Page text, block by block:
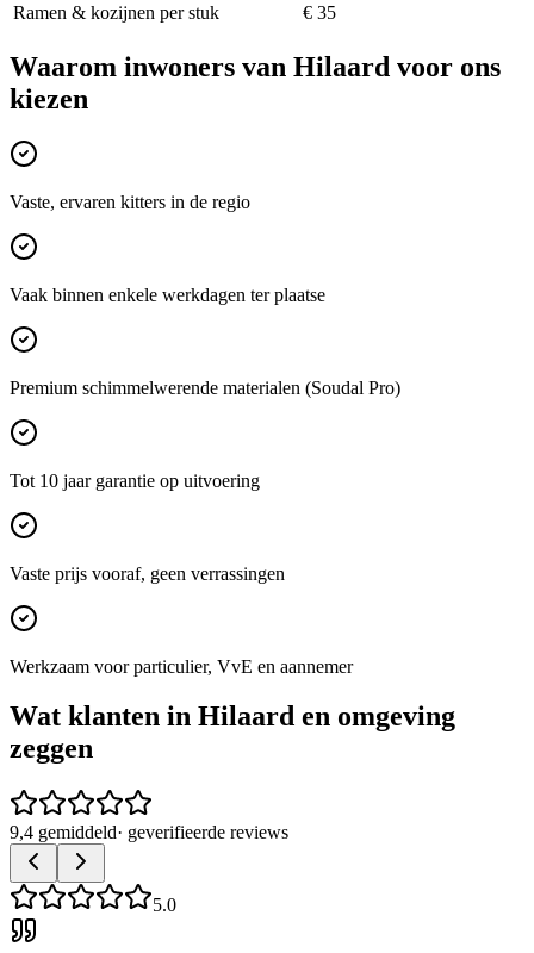
Ramen & kozijnen per stuk
€ 35
Waarom inwoners van Hilaard voor ons
kiezen
Vaste, ervaren kitters in de regio
Vaak binnen enkele werkdagen ter plaatse
Premium schimmelwerende materialen (Soudal Pro)
Tot 10 jaar garantie op uitvoering
Vaste prijs vooraf, geen verrassingen
Werkzaam voor particulier, VvE en aannemer
Wat klanten in Hilaard en omgeving
zeggen
9,4 gemiddeld· geverifieerde reviews
5.0